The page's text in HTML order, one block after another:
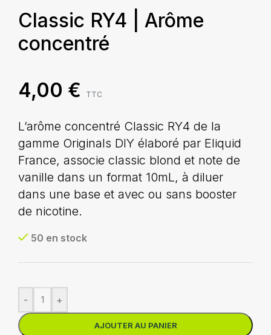
Classic RY4 | Arôme
concentré
4,00 € TTC
L’arôme concentré Classic RY4 de la
gamme Originals DIY élaboré par Eliquid
France, associe classic blond et note de
vanille dans un format 10mL, à diluer
dans une base et avec ou sans booster
de nicotine.
50 en stock
- +
AJOUTER AU PANIER